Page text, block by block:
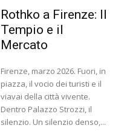
Rothko a Firenze: Il
Tempio e il
Mercato
Firenze, marzo 2026. Fuori, in
piazza, il vocio dei turisti e il
viavai della città vivente.
Dentro Palazzo Strozzi, il
silenzio. Un silenzio denso,...